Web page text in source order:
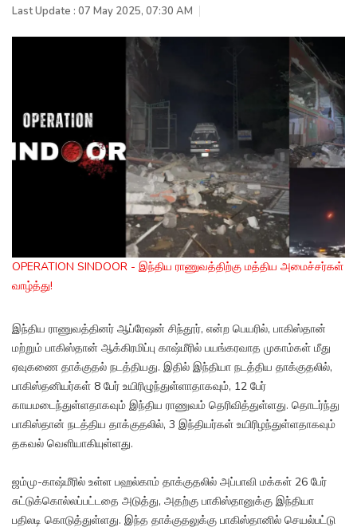
Last Update : 07 May 2025, 07:30 AM
OPERATION SINDOOR - இந்திய ராணுவத்திற்கு மத்திய அமைச்சர்கள்
வாழ்த்து!
இந்திய ராணுவத்தினர் ஆப்ரேஷன் சிந்தூர், என்ற பெயரில், பாகிஸ்தான்
மற்றும் பாகிஸ்தான் ஆக்கிரமிப்பு காஷ்மீரில் பயங்கரவாத முகாம்கள் மீது
ஏவுகணை தாக்குதல் நடத்தியது. இதில் இந்தியா நடத்திய தாக்குதலில்,
பாகிஸ்தனியர்கள் 8 பேர் உயிரிழுந்துள்ளாதாகவும், 12 பேர்
காயமடைந்துள்ளதாகவும் இந்திய ராணுவம் தெரிவித்துள்ளது. தொடர்ந்து
பாகிஸ்தான் நடத்திய தாக்குதலில், 3 இந்தியர்கள் உயிரிழந்துள்ளதாகவும்
தகவல் வெளியாகியுள்ளது.
ஜம்மு-காஷ்மீரில் உள்ள பஹல்காம் தாக்குதலில் அப்பாவி மக்கள் 26 பேர்
சுட்டுக்கொல்லப்பட்டதை அடுத்து, அதற்கு பாகிஸ்தானுக்கு இந்தியா
பதிலடி கொடுத்துள்ளது. இந்த தாக்குதலுக்கு பாகிஸ்தானில் செயல்பட்டு